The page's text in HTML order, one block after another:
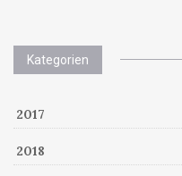
Kategorien
2017
2018